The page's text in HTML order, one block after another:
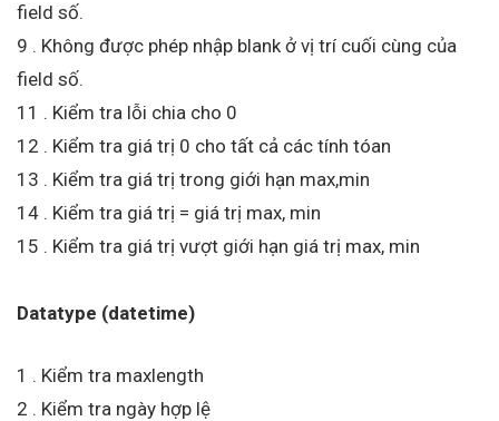
field số.
9 . Không được phép nhập blank ở vị trí cuối cùng của
field số.
11 . Kiểm tra lỗi chia cho 0
12 . Kiểm tra giá trị 0 cho tất cả các tính tóan
13 . Kiểm tra giá trị trong giới hạn max,min
14 . Kiểm tra giá trị = giá trị max, min
15 . Kiểm tra giá trị vượt giới hạn giá trị max, min
Datatype (datetime)
1 . Kiểm tra maxlength
2 . Kiểm tra ngày hợp lệ